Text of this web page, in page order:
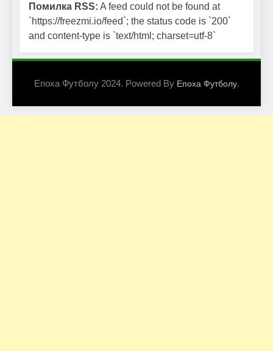
Помилка RSS: A feed could not be found at
`https://freezmi.io/feed`; the status code is `200`
and content-type is `text/html; charset=utf-8`
Епоха Футболу 2024. Powered By Епоха Футболу.